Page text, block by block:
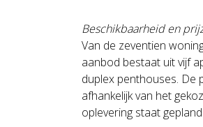
Beschikbaarheid en
Van de zeventien
aanbod bestaat uit vijf
duplex penthouses. De
afhankelijk van het
oplevering staat